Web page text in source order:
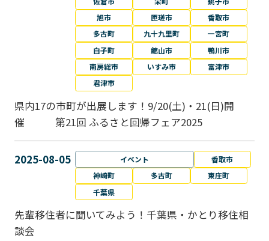
旭市
匝瑳市
香取市
多古町
九十九里町
一宮町
白子町
館山市
鴨川市
南房総市
いすみ市
富津市
君津市
県内17の市町が出展します！9/20(土)・21(日)開
催 第21回 ふるさと回帰フェア2025
2025-08-05 イベント
香取市
神崎町
多古町
東庄町
千葉県
先輩移住者に聞いてみよう！千葉県・かとり移住相
談会